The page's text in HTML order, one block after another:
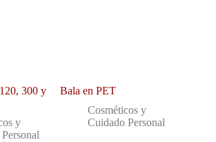
300 y
y
Bala en PET
Cosméticos y
Cuidado Personal